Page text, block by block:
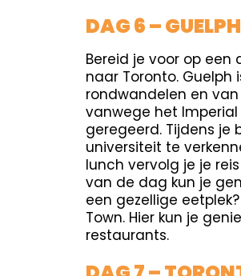
DAG 6 –
Bereid je voor op
naar Toronto.
rondwandelen en
vanwege het
geregeerd. Tijdens je
universiteit te
lunch vervolg je je
van de dag kun je
een gezellige
Town. Hier kun je
restaurants.